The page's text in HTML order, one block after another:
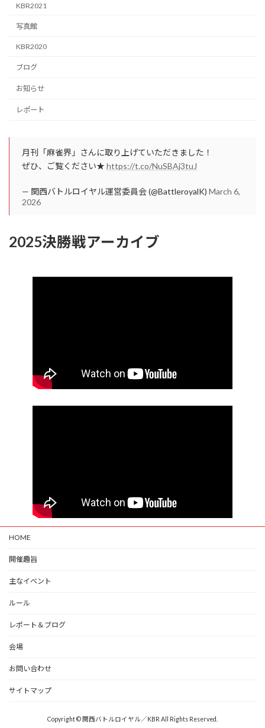
KBR2021
写真館
KBR2020
ブログ
お知らせ
レポート
月刊「麻雀界」さんに取り上げていただきました！
ぜひ、ご覧ください★ https://t.co/NuSBAj3tuJ
— 関西バトルロイヤル運営委員会 (@BattleroyalK) March 6,
2026
2025決勝戦アーカイブ
HOME
開催趣旨
主なイベント
ルール
レポート＆ブログ
会場
お問い合わせ
サイトマップ
Copyright © 関西バトルロイヤル／KBR All Rights Reserved.